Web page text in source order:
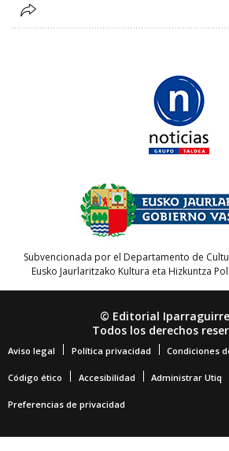
Subvencionada por el Departamento de
Eusko Jaurlaritzako Kultura eta Hizkuntza
© Editorial
Todos los derechos
Aviso legal Política privacidad Condiciones
Código ético Accesibilidad Administrar Utiq
Preferencias de privacidad